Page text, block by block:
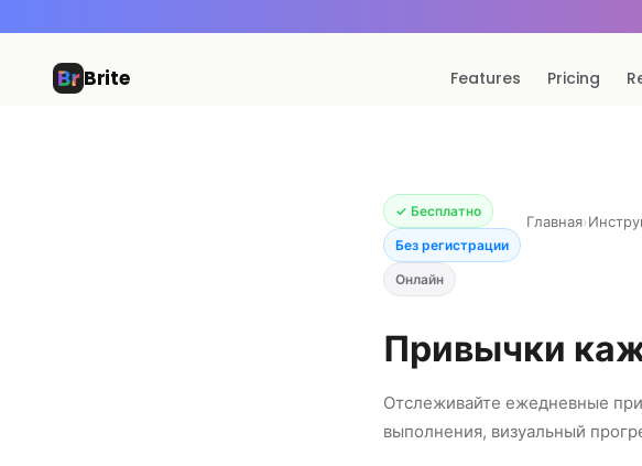
Brite Features Pricing
Главная›
✓ Бесплатно
Без регистрации
Онлайн
Привычки
Отслеживайте ежедневные
выполнения, визуальный